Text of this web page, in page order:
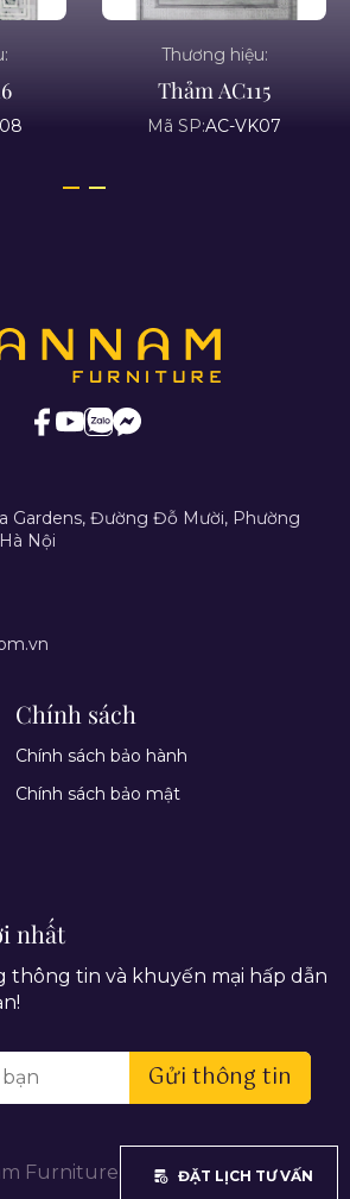
Thương hiệu:
Thảm AC115
Mã SP:AC-VK07
Gardens, Đường Đỗ Mười, Phường
Nội
Chính sách
Chính sách bảo hành
Chính sách bảo mật
nhất
tin và khuyến mại hấp dẫn
Gửi thông tin
Furniture. All rights reserved.
ĐẶT LỊCH TƯ VẤN